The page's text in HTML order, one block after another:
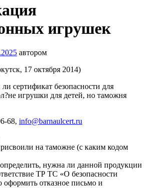
игрушек
автором
17 октября 2014)
сертификат безопасности для
игрушки для детей, но таможня
68, info@barnaulcert.ru
на таможне (с каким кодом
нужна ли данной продукции
ТР ТС «О безопасности
отказное письмо и